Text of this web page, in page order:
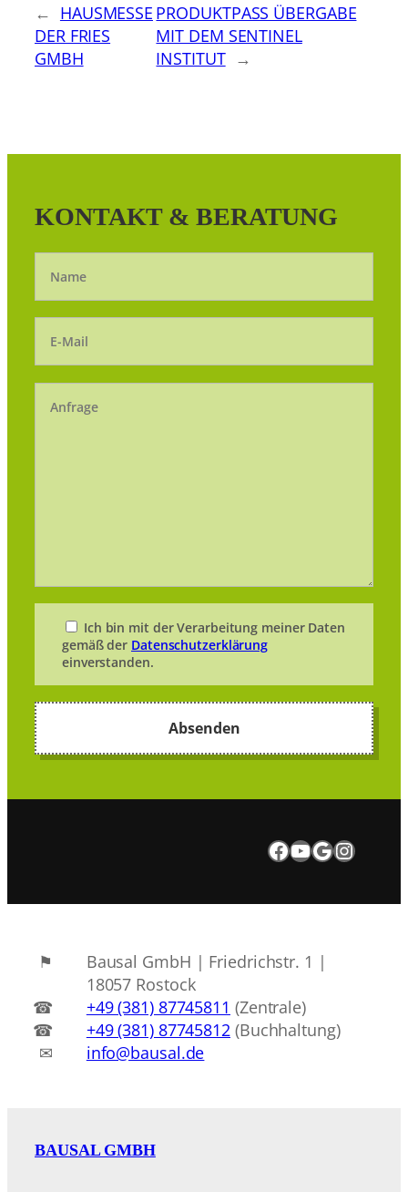
← HAUSMESSE
DER FRIES
GMBH
PRODUKTPASS ÜBERGABE
MIT DEM SENTINEL
INSTITUT →
KONTAKT & BERATUNG
Ich bin mit der Verarbeitung meiner Daten
gemäß der Datenschutzerklärung
einverstanden.
Besuchen Sie uns auf Facebook. Besuchen Sie uns auf Youtube Google Maps Instagram
Bausal GmbH | Friedrichstr. 1 |
18057 Rostock
+49 (381) 87745811 (Zentrale)
+49 (381) 87745812 (Buchhaltung)
info@bausal.de
BAUSAL GMBH